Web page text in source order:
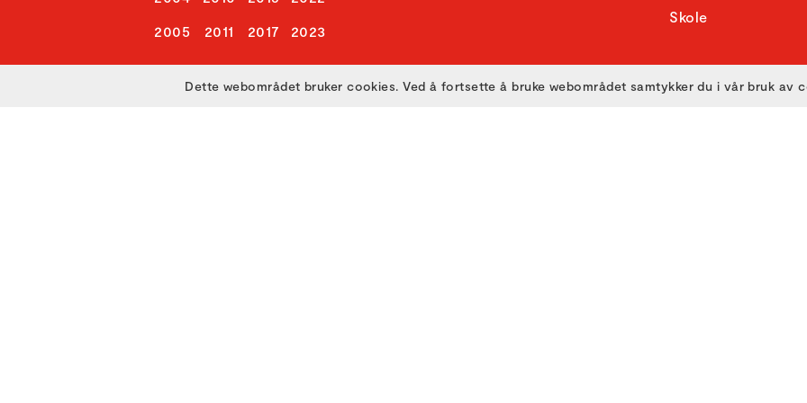
2005
2011
2017
2023
Skole
Dette webområdet bruker cookies. Ved å fortsette å bruke webområdet samtykker du i vår bruk av